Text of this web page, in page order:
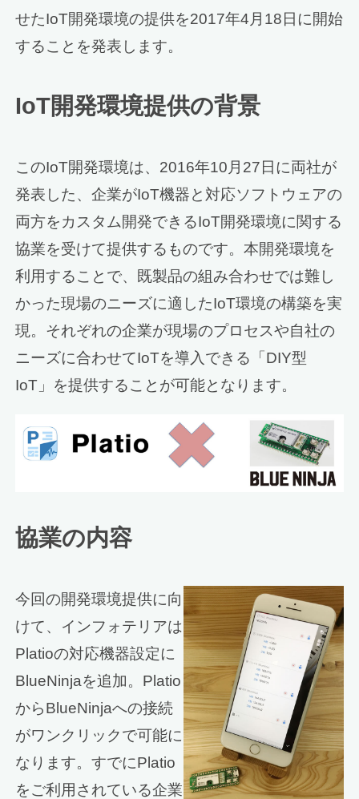
せたIoT開発環境の提供を2017年4月18日に開始
することを発表します。
IoT開発環境提供の背景
このIoT開発環境は、2016年10月27日に両社が
発表した、企業がIoT機器と対応ソフトウェアの
両方をカスタム開発できるIoT開発環境に関する
協業を受けて提供するものです。本開発環境を
利用することで、既製品の組み合わせでは難し
かった現場のニーズに適したIoT環境の構築を実
現。それぞれの企業が現場のプロセスや自社の
ニーズに合わせてIoTを導入できる「DIY型
IoT」を提供することが可能となります。
協業の内容
今回の開発環境提供に向
けて、インフォテリアは
Platioの対応機器設定に
BlueNinjaを追加。Platio
からBlueNinjaへの接続
がワンクリックで可能に
なります。すでにPlatio
をご利用されている企業